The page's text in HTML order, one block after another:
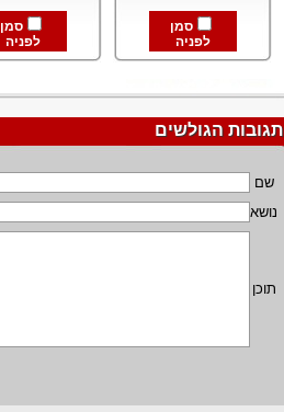
סמן
לפניה
סמן
לפניה
תגובות הגולשים
שם
נושא
תוכן